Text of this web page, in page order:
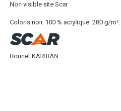
Non visible site Scar
Coloris noir. 100 % acrylique. 280 g/m².
Bonnet KARIBAN